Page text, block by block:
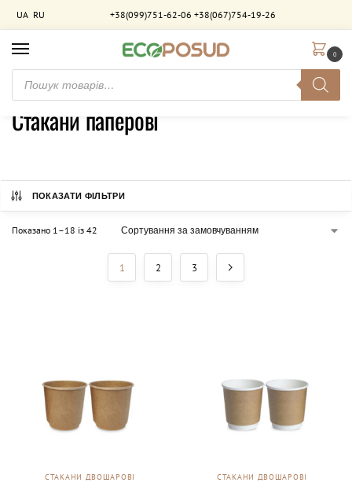
UA RU +38(099)751-62-06 +38(067)754-19-26
0
Головна / Стакани паперові
Стакани паперові
ПОКАЗАТИ ФІЛЬТРИ
Показано 1–18 із 42
1 2 3
СТАКАНИ ДВОШАРОВІ СТАКАНИ ДВОШАРОВІ